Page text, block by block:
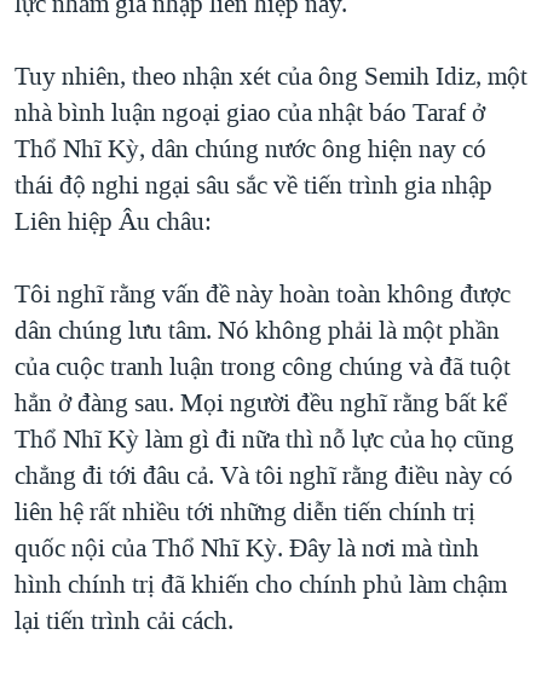
Tuy nhiên, theo nhận xét của ông Semih Idiz, một
nhà bình luận ngoại giao của nhật báo Taraf ở
Thổ Nhĩ Kỳ, dân chúng nước ông hiện nay có
thái độ nghi ngại sâu sắc về tiến trình gia nhập
Liên hiệp Âu châu:
Tôi nghĩ rằng vấn đề này hoàn toàn không được
dân chúng lưu tâm. Nó không phải là một phần
của cuộc tranh luận trong công chúng và đã tuột
hẳn ở đàng sau. Mọi người đều nghĩ rằng bất kể
Thổ Nhĩ Kỳ làm gì đi nữa thì nỗ lực của họ cũng
chẳng đi tới đâu cả. Và tôi nghĩ rằng điều này có
liên hệ rất nhiều tới những diễn tiến chính trị
quốc nội của Thổ Nhĩ Kỳ. Đây là nơi mà tình
hình chính trị đã khiến cho chính phủ làm chậm
lại tiến trình cải cách.